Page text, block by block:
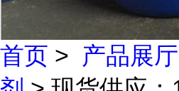
首页 > 产品展厅